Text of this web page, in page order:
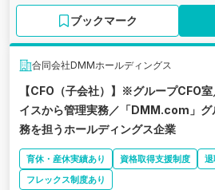
ブックマーク
合同会社DMMホールディングス
【CFO（子会社）】※グループCFO
イスから管理実務／「DMM.com」グ
務を担うホールディングス企業
育休・産休実績あり 資格取得支援制度 退
フレックス制度あり